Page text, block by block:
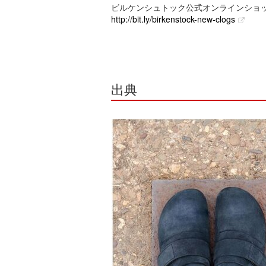
ビルケンシュトック公式オンラインショ
http://bit.ly/birkenstock-new-clogs
出典